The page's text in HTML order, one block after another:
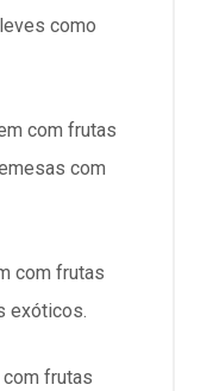
como
com frutas
com
com frutas
exóticos.
com frutas